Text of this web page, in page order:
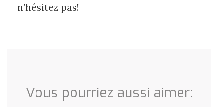
n’hésitez pas!
Vous pourriez aussi aimer: